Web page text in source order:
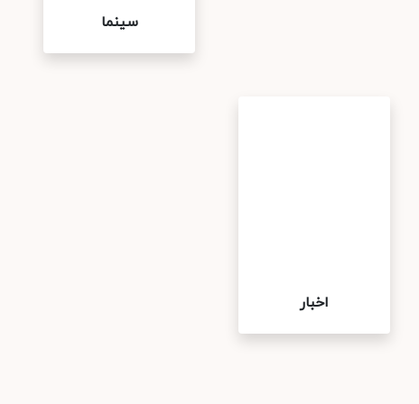
سینما
اخبار